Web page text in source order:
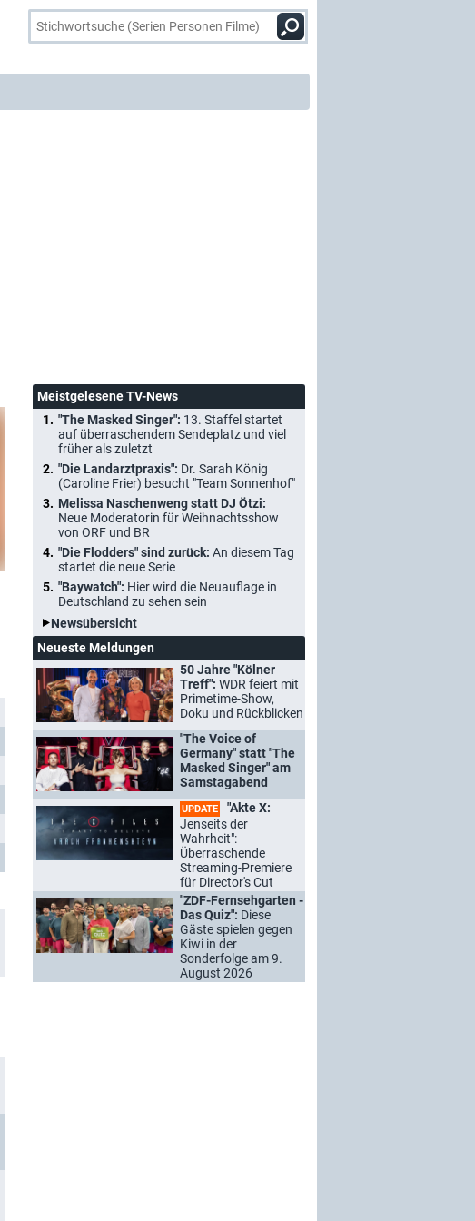
Meistgelesene TV-News
"The Masked Singer": 13. Staffel startet
auf überraschendem Sendeplatz und viel
früher als zuletzt
"Die Landarztpraxis": Dr. Sarah König
(Caroline Frier) besucht "Team Sonnenhof"
Melissa Naschenweng statt DJ Ötzi:
Neue Moderatorin für Weihnachtsshow
von ORF und BR
"Die Flodders" sind zurück: An diesem Tag
startet die neue Serie
"Baywatch": Hier wird die Neuauflage in
Deutschland zu sehen sein
Newsübersicht
Neueste Meldungen
50 Jahre "Kölner
Treff": WDR feiert mit
Primetime-Show,
Doku und Rückblicken
"The Voice of
Germany" statt "The
Masked Singer" am
Samstagabend
UPDATE
"Akte X:
Jenseits der
Wahrheit":
Überraschende
Streaming-Premiere
für Director's Cut
"ZDF-Fernsehgarten -
Das Quiz": Diese
Gäste spielen gegen
Kiwi in der
Sonderfolge am 9.
August 2026